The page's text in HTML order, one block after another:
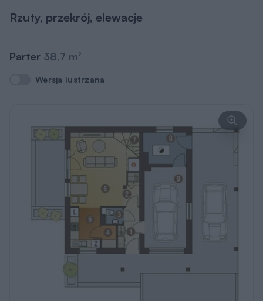
Rzuty, przekrój, elewacje
Parter 38,7 m2
Wersja lustrzana
Wersja lustrzana